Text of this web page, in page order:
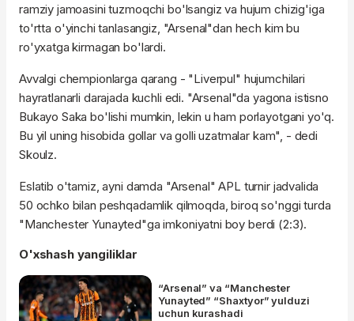
ramziy jamoasini tuzmoqchi bo'lsangiz va hujum chizig'iga
to'rtta o'yinchi tanlasangiz, "Arsenal"dan hech kim bu
ro'yxatga kirmagan bo'lardi.
Avvalgi chempionlarga qarang - "Liverpul" hujumchilari
hayratlanarli darajada kuchli edi. "Arsenal"da yagona istisno
Bukayo Saka bo'lishi mumkin, lekin u ham porlayotgani yo'q.
Bu yil uning hisobida gollar va golli uzatmalar kam", - dedi
Skoulz.
Eslatib o'tamiz, ayni damda "Arsenal" APL turnir jadvalida
50 ochko bilan peshqadamlik qilmoqda, biroq so'nggi turda
"Manchester Yunayted"ga imkoniyatni boy berdi (2:3).
O'xshash yangiliklar
“Arsenal” va “Manchester
Yunayted” “Shaxtyor” yulduzi
uchun kurashadi